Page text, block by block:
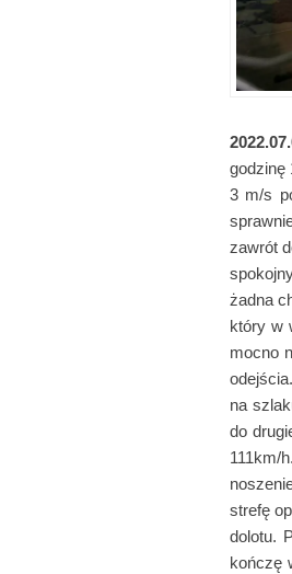
godzinę
3 m/s
zawrót
żadna
który w
mocno
na
do
111km/
strefę
dolotu.
kończę